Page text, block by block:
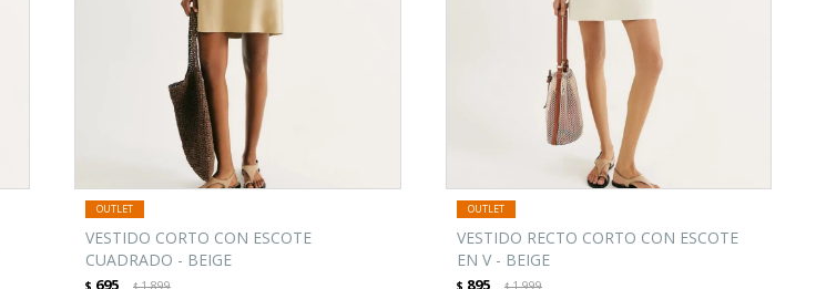
VESTIDO CORTO CON ESCOTE
CUADRADO - BEIGE
695 $
VESTIDO RECTO CORTO CON ESCOTE
EN V - BEIGE
895 $